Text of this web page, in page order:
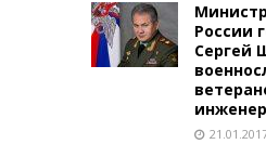
России
Сергей